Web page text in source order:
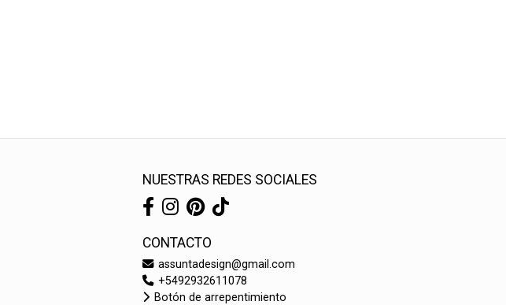
NUESTRAS REDES SOCIALES
CONTACTO
assuntadesign@gmail.com
+5492932611078
Botón de arrepentimiento